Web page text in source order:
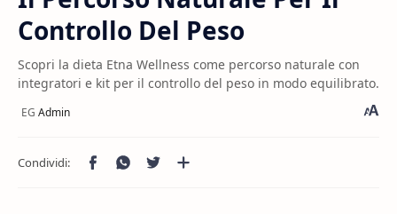
Controllo Del Peso
Scopri la dieta Etna Wellness come percorso naturale con
integratori e kit per il controllo del peso in modo equilibrato.